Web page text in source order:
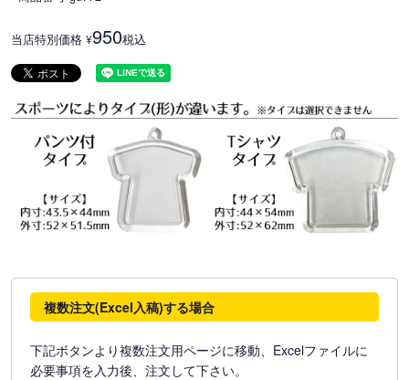
当店特別価格 ¥950税込
複数注文(Excel入稿)する場合
下記ボタンより複数注文用ページに移動、Excelファイルに
必要事項を入力後、注文して下さい。